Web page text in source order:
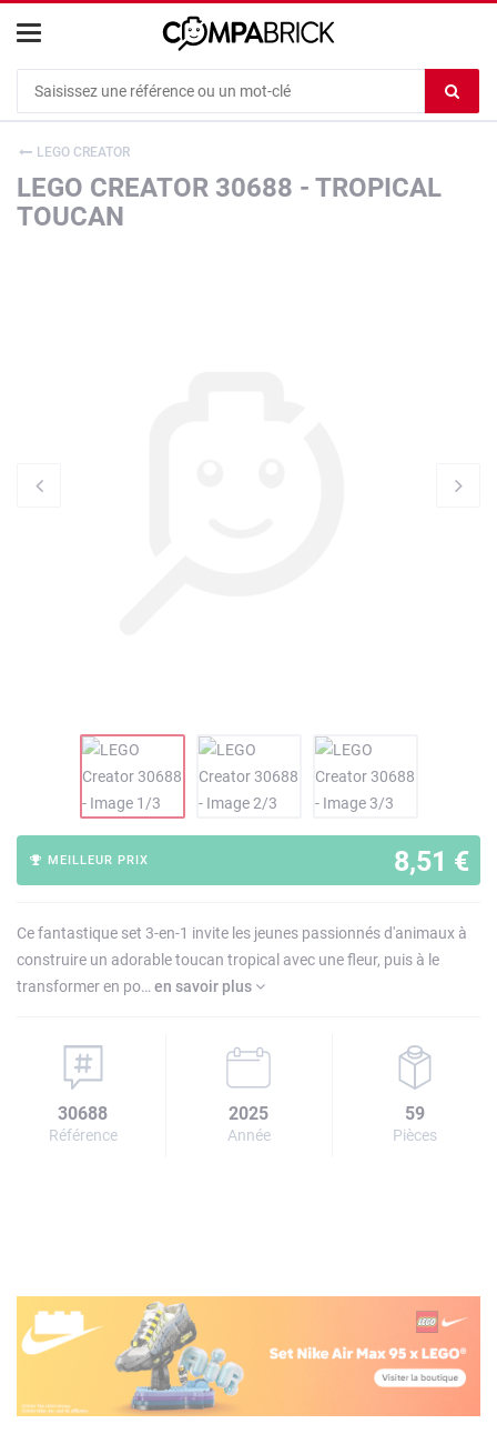
le
LEGO CREATOR
LEGO CREATOR 30688 - TROPICAL
TOUCAN
8,51 €
MEILLEUR PRIX
Ce fantastique set 3-en-1 invite les jeunes passionnés d'animaux à
construire un adorable toucan tropical avec une fleur, puis à le
transformer en po… en savoir plus
30688
Référence
2025
Année
59
Pièces
Cookies management panel